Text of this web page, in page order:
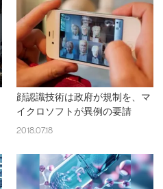
顔認識技術は政府が規制を、マ
イクロソフトが異例の要請
2018.07.18